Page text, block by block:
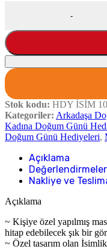
-
Kişiye Özel Modern Çiçek
Stok kodu: HDY İSİM
Kategoriler: Arkadaşa
Kadına Doğum Günü
Doğum Günü Hediyeleri,
Açıklama
Nakliye ve
Açıklama
~ Kişiye özel yapılmış
hitap edebilecek şık bir
~ Özel tasarım olan